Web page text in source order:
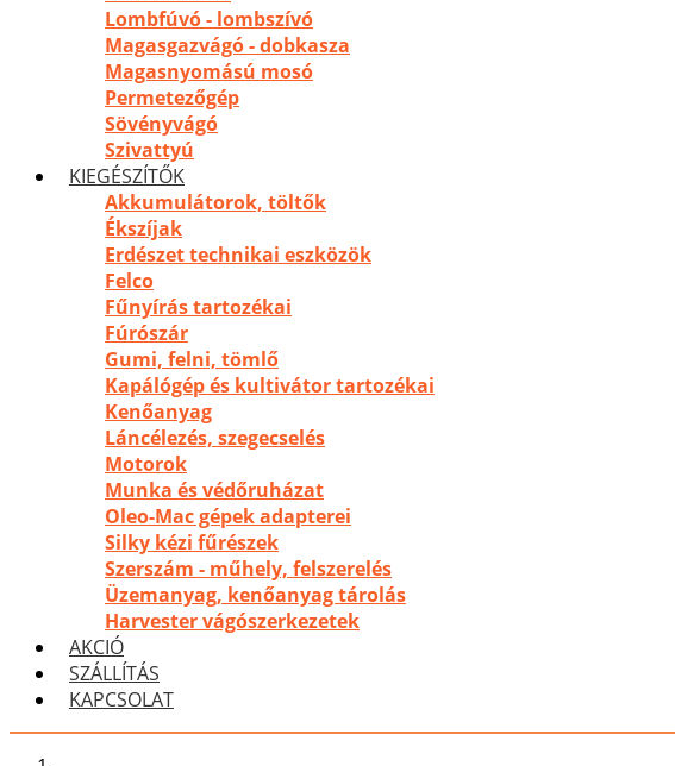
Lombfúvó - lombszívó
Magasgazvágó - dobkasza
Magasnyomású mosó
Permetezőgép
Sövényvágó
Szivattyú
KIEGÉSZÍTŐK
Akkumulátorok, töltők
Ékszíjak
Erdészet technikai eszközök
Felco
Fűnyírás tartozékai
Fúrószár
Gumi, felni, tömlő
Kapálógép és kultivátor tartozékai
Kenőanyag
Láncélezés, szegecselés
Motorok
Munka és védőruházat
Oleo-Mac gépek adapterei
Silky kézi fűrészek
Szerszám - műhely, felszerelés
Üzemanyag, kenőanyag tárolás
Harvester vágószerkezetek
AKCIÓ
SZÁLLÍTÁS
KAPCSOLAT